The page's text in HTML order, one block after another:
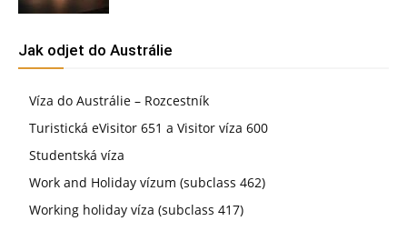
Jak odjet do Austrálie
Víza do Austrálie – Rozcestník
Turistická eVisitor 651 a Visitor víza 600
Studentská víza
Work and Holiday vízum (subclass 462)
Working holiday víza (subclass 417)